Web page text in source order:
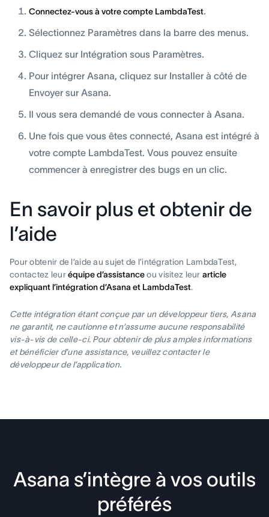
Connectez-vous à votre compte LambdaTest.
Sélectionnez Paramètres dans la barre des menus.
Cliquez sur Intégration sous Paramètres.
Pour intégrer Asana, cliquez sur Installer à côté de
Envoyer sur Asana.
Il vous sera demandé de vous connecter à Asana.
Une fois que vous êtes connecté, Asana est intégré à
votre compte LambdaTest. Vous pouvez ensuite
commencer à enregistrer des bugs en un clic.
En savoir plus et obtenir de
l’aide
Pour obtenir de l’aide au sujet de l’intégration LambdaTest,
contactez leuréquipe d’assistanceou visitez leur article
expliquant l’intégration d’Asana et LambdaTest.
Cette intégration étant conçue par un développeur tiers, Asana
ne garantit, ne cautionne et n’assume aucune responsabilité
vis-à-vis de celle-ci. Pour obtenir de plus amples informations
et bénéficier d’une assistance, veuillez contacter le
développeur de l’application.
Asana s’intègre à vos outils
préférés